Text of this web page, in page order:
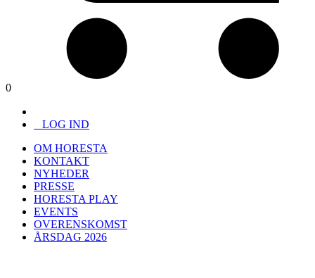
0
LOG IND
OM HORESTA
KONTAKT
NYHEDER
PRESSE
HORESTA PLAY
EVENTS
OVERENSKOMST
ÅRSDAG 2026